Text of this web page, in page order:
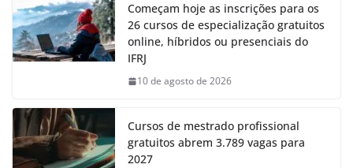
Começam hoje as inscrições para os
26 cursos de especialização gratuitos
online, híbridos ou presenciais do
IFRJ
10 de agosto de 2026
Cursos de mestrado profissional
gratuitos abrem 3.789 vagas para
2027